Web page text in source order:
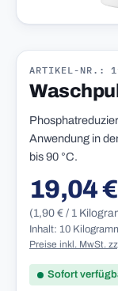
ARTIKEL-NR.:
Anwendung in
bis 90 °C.
Regulärer Preis:
19,04 €
(1,90 € / 1
Inhalt: 10
Preise inkl. MwSt.
Sofort